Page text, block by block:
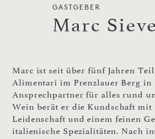
GASTGEBER
Marc
Marc ist seit über fünf Jahren Teil
Alimentari im Prenzlauer Berg in
Ansprechpartner für alles rund
Wein berät er die Kundschaft mit
Leidenschaft und einem feinen
italienische Spezialitäten. Nach